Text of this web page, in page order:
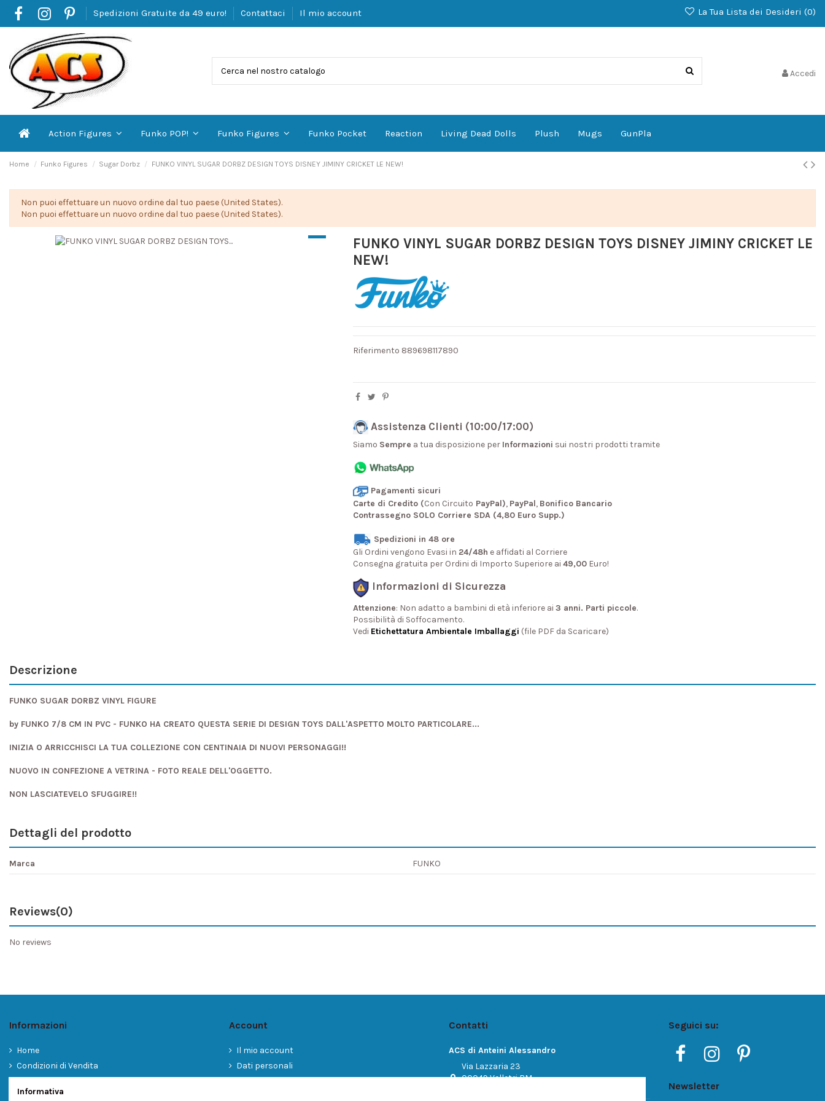
Spedizioni Gratuite da 49 euro! Contattaci Il mio account La Tua Lista dei Desideri (0)
Accedi
Action Figures Funko POP! Funko Figures Funko Pocket Reaction Living Dead Dolls Plush Mugs GunPla
Home Funko Figures Sugar Dorbz FUNKO VINYL SUGAR DORBZ DESIGN TOYS DISNEY JIMINY CRICKET LE NEW!
Non puoi effettuare un nuovo ordine dal tuo paese (United States).
Non puoi effettuare un nuovo ordine dal tuo paese (United States).
FUNKO VINYL SUGAR DORBZ DESIGN TOYS DISNEY JIMINY CRICKET LE
NEW!
Riferimento 889698117890
Assistenza Clienti (10:00/17:00)
Siamo Sempre a tua disposizione per Informazioni sui nostri prodotti tramite
Pagamenti sicuri
Carte di Credito (Con Circuito PayPal), PayPal, Bonifico Bancario
Contrassegno SOLO Corriere SDA (4,80 Euro Supp.)
Spedizioni in 48 ore
Gli Ordini vengono Evasi in 24/48h e affidati al Corriere
Consegna gratuita per Ordini di Importo Superiore ai 49,00 Euro!
Informazioni di Sicurezza
Attenzione: Non adatto a bambini di età inferiore ai 3 anni. Parti piccole.
Possibilità di Soffocamento.
Vedi Etichettatura Ambientale Imballaggi (file PDF da Scaricare)
Descrizione
FUNKO SUGAR DORBZ VINYL FIGURE
by FUNKO 7/8 CM IN PVC - FUNKO HA CREATO QUESTA SERIE DI DESIGN TOYS DALL'ASPETTO MOLTO PARTICOLARE...
INIZIA O ARRICCHISCI LA TUA COLLEZIONE CON CENTINAIA DI NUOVI PERSONAGGI!!
NUOVO IN CONFEZIONE A VETRINA - FOTO REALE DELL'OGGETTO.
NON LASCIATEVELO SFUGGIRE!!
Dettagli del prodotto
Marca FUNKO
Reviews(0)
No reviews
Informazioni
Home
Condizioni di Vendita
Cookies
Account
Il mio account
Dati personali
Contatti
ACS di Anteini Alessandro
Via Lazzaria 23
00049 Velletri RM
Seguici su:
Newsletter
Informativa